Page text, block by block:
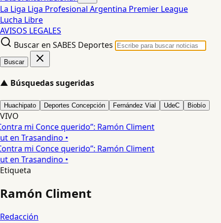
La Liga Liga Profesional Argentina Premier League
Lucha Libre
AVISOS LEGALES
Buscar en SABES Deportes
Buscar
▲ Búsquedas sugeridas
Huachipato Deportes Concepción Fernández Vial UdeC Biobío
VIVO
mi Conce querido”: Ramón Climent
en Trasandino •
mi Conce querido”: Ramón Climent
en Trasandino •
Etiqueta
Ramón Climent
Redacción